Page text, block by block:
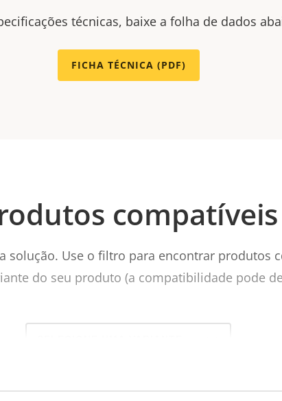
técnicas, baixe a folha de dados
FICHA TÉCNICA (PDF)
compatíveis
solução. Use o filtro para encontrar produtos
do seu produto (a compatibilidade pode
Select